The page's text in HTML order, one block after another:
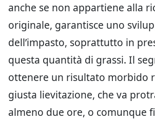
anche se non appartiene alla
originale, garantisce uno
dell’impasto, soprattutto in
questa quantità di grassi. Il
ottenere un risultato morbido
giusta lievitazione, che va
almeno due ore, o comunque